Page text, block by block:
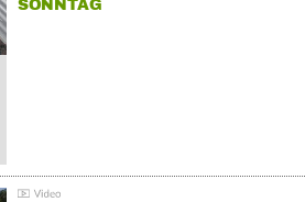
SONNTAG